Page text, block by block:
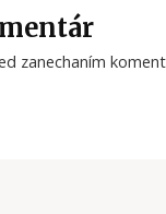
zanechaním